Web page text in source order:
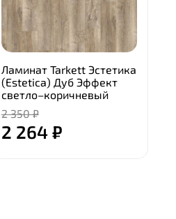
Ламинат Tarkett Эстетика
(Estetica) Дуб Эффект
светло–коричневый
2 350 ₽
2 264 ₽